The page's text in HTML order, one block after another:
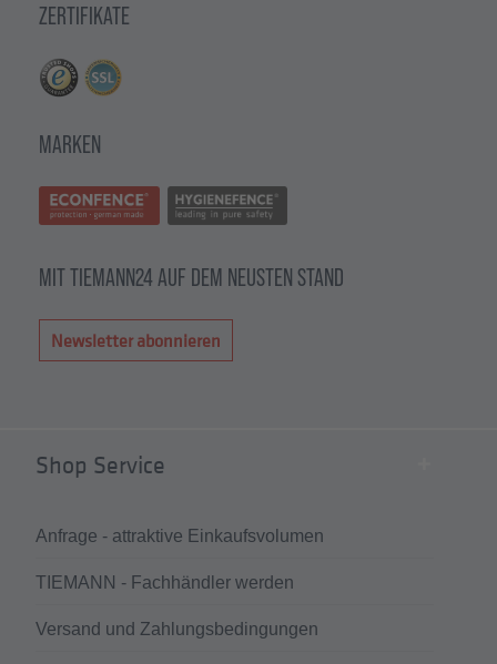
ZERTIFIKATE
MARKEN
MIT TIEMANN24 AUF DEM NEUSTEN STAND
Newsletter abonnieren
Shop Service
Anfrage - attraktive Einkaufsvolumen
TIEMANN - Fachhändler werden
Versand und Zahlungsbedingungen